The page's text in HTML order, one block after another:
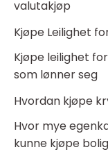
valutakjøp
Kjøpe Leilighet
Kjøpe leilighet
som lønner seg
Hvordan kjøpe
Hvor mye
kunne kjøpe bolig